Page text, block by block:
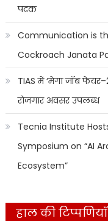
पदक
Communication is
Cockroach Janata
TIAS में ‘मेगा जॉब
रोजगार अवसर उपलब्ध
Tecnia Institute
Symposium on “AI
Ecosystem”
हाल की टिप्पणियाँ